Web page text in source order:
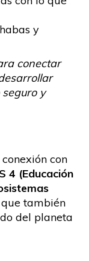
y
conectar
y
con
4 (Educación
también
del planeta